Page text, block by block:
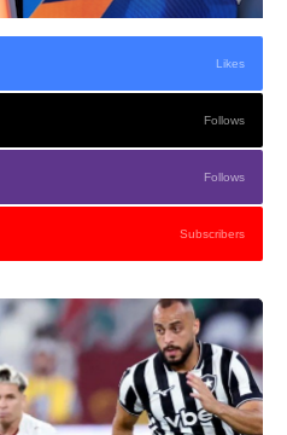
Likes
Follows
Follows
Subscribers